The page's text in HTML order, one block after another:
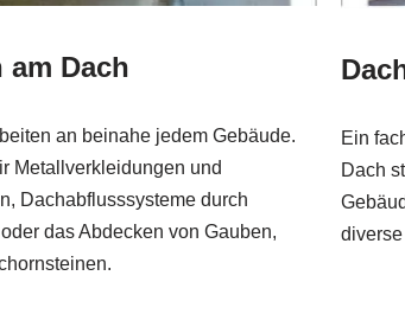
am Dach
an beinahe jedem Gebäude.
Metallverkleidungen und
Dachabflusssysteme durch
das Abdecken von Gauben,
Ein
Dach